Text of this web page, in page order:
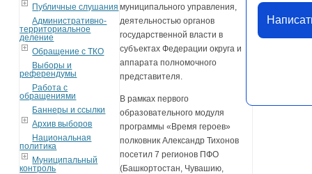
Публичные слушания
Административно-
территориальное
деление
Обращение с ТКО
Выборы и
референдумы
Работа с
обращениями
Баннеры и ссылки
Архив выборов
Национальная
политика
Муниципальный
контроль
муниципального управления,
деятельностью органов
государственной власти в
субъектах Федерации округа и
аппарата полномочного
представителя.
В рамках первого
образовательного модуля
программы «Время героев»
полковник Александр Тихонов
посетил 7 регионов ПФО
(Башкортостан, Чувашию,